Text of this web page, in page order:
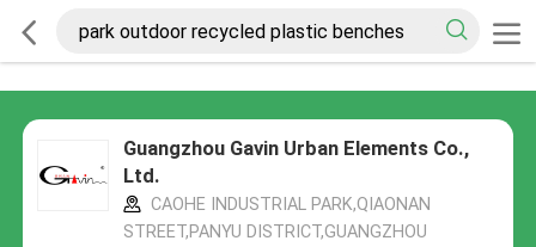
Guangzhou Gavin Urban Elements Co.,
Ltd.
CAOHE INDUSTRIAL PARK,QIAONAN
STREET,PANYU DISTRICT,GUANGZHOU